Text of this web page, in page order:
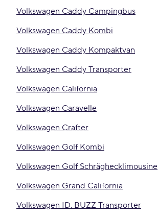
Volkswagen Caddy Campingbus
Volkswagen Caddy Kombi
Volkswagen Caddy Kompaktvan
Volkswagen Caddy Transporter
Volkswagen California
Volkswagen Caravelle
Volkswagen Crafter
Volkswagen Golf Kombi
Volkswagen Golf Schräghecklimousine
Volkswagen Grand California
Volkswagen ID. BUZZ Transporter